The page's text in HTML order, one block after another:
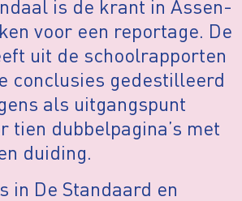
is de krant in Assen-
voor een reportage. De
uit de schoolrapporten
conclusies gedestilleerd
als uitgangspunt
tien dubbelpagina’s met
duiding.
in De Standaard en